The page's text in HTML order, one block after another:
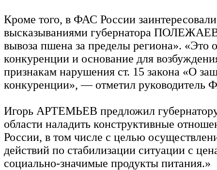
Кроме того, в ФАС России
высказываниями губернатора
вывоза пшена за пределы региона». «Это
конкуренции и основание для
признакам нарушения ст. 15 закона «О
конкуренции», — отметил руководитель
Игорь АРТЕМЬЕВ предложил
области наладить конструктивные
России, в том числе с целью
действий по стабилизации ситуации с
социально-значимые продукты питания.»